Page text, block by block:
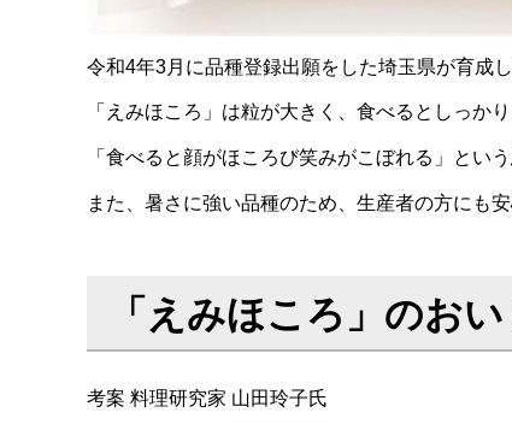
令和4年3月に品種登録出願をした埼玉県が育成
「えみほころ」は粒が大きく、食べるとしっか
「食べると顔がほころび笑みがこぼれる」とい
また、暑さに強い品種のため、生産者の方にも
「えみほころ」のお
考案 料理研究家 山田玲子氏